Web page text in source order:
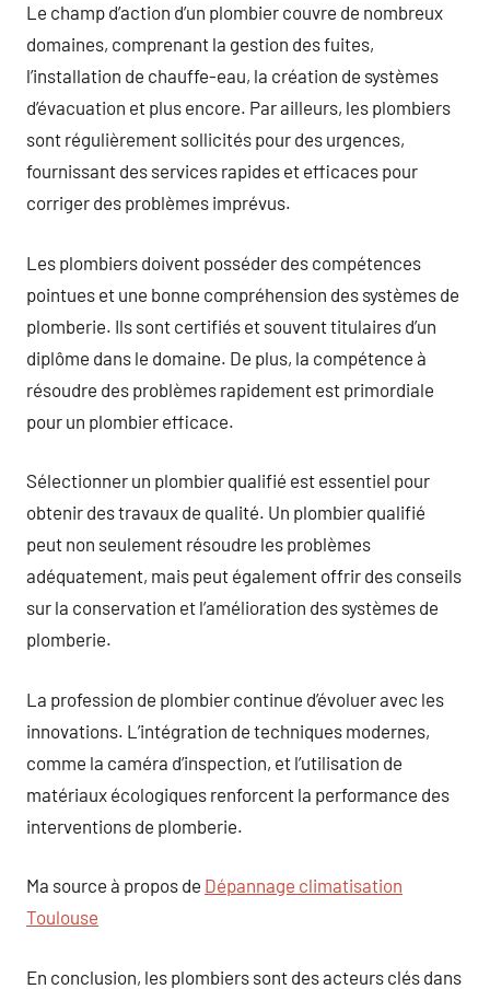
Le champ d’action d’un plombier couvre de nombreux
domaines, comprenant la gestion des fuites,
l’installation de chauffe-eau, la création de systèmes
d’évacuation et plus encore. Par ailleurs, les plombiers
sont régulièrement sollicités pour des urgences,
fournissant des services rapides et efficaces pour
corriger des problèmes imprévus.
Les plombiers doivent posséder des compétences
pointues et une bonne compréhension des systèmes de
plomberie. Ils sont certifiés et souvent titulaires d’un
diplôme dans le domaine. De plus, la compétence à
résoudre des problèmes rapidement est primordiale
pour un plombier efficace.
Sélectionner un plombier qualifié est essentiel pour
obtenir des travaux de qualité. Un plombier qualifié
peut non seulement résoudre les problèmes
adéquatement, mais peut également offrir des conseils
sur la conservation et l’amélioration des systèmes de
plomberie.
La profession de plombier continue d’évoluer avec les
innovations. L’intégration de techniques modernes,
comme la caméra d’inspection, et l’utilisation de
matériaux écologiques renforcent la performance des
interventions de plomberie.
Ma source à propos de Dépannage climatisation
Toulouse
En conclusion, les plombiers sont des acteurs clés dans